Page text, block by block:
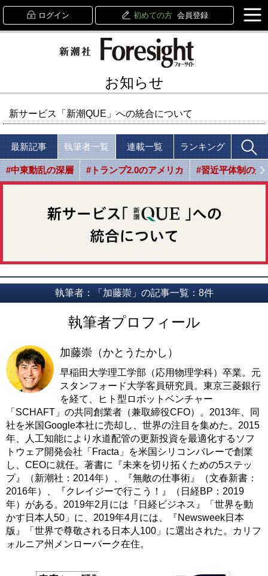
ログイン 初めての方 会員登録
お知らせ
新サービス「新潮QUE」への統合について
最新記事 執筆者一覧 連載一覧 ランキング
#中東動乱の深層 #トランプ2.0のアメリカ #習近平体制の光
執筆者：「加藤崇」の記事一覧：8件
執筆者プロフィール
加藤崇（かとうたかし）
早稲田大学理工学部（応用物理学科）卒業。元
スタンフォード大学客員研究員。東京三菱銀行
を経て、ヒト型ロボットベンチャー
「SCHAFT」の共同創業者（兼取締役CFO）。2013年、同
社を米国Google本社に売却し、世界の注目を集めた。2015
年、人工知能により水道配管の更新投資を最適化するソフ
トウェア開発会社「Fracta」を米国シリコンバレーで創業
し、CEOに就任。著書に『未来を切り拓くための5ステッ
プ』（新潮社：2014年）、『無敵の仕事術』（文春新書：
2016年）、『クレイジーで行こう！』（日経BP：2019
年）がある。2019年2月には『日経ビジネス』「世界を動
かす日本人50」に、2019年4月には、『Newsweek日本
版』「世界で尊敬される日本人100」に選出された。カリフ
ォルニア州メンローパーク在住。